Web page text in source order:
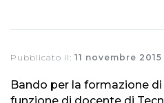
Pubblicato il: 11 novembre 2015
Bando per la formazione